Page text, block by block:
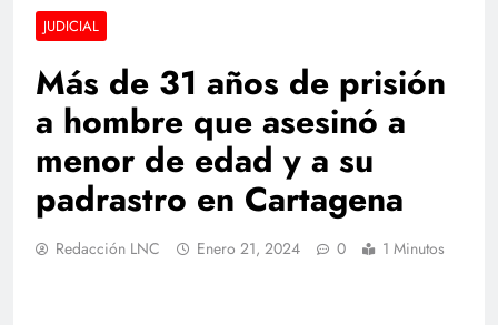
JUDICIAL
Más de 31 años de prisión
a hombre que asesinó a
menor de edad y a su
padrastro en Cartagena
Redacción LNC Enero 21, 2024 0 1 Minutos